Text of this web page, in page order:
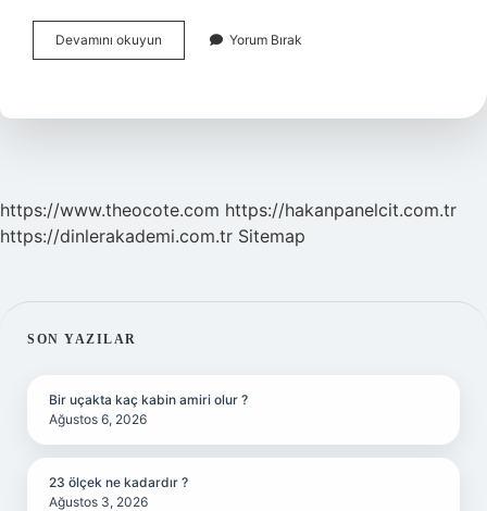
Devamını okuyun
Ölçü
Yorum Bırak
https://www.theocote.com https://hakanpanelcit.com.tr
https://dinlerakademi.com.tr Sitemap
SIDEBAR
SON YAZILAR
Bir uçakta kaç kabin amiri olur ?
Ağustos 6, 2026
23 ölçek ne kadardır ?
Ağustos 3, 2026